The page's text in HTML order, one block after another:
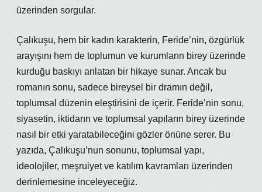
üzerinden sorgular.
Çalıkuşu, hem bir kadın karakterin, Feride’nin, özgürlük
arayışını hem de toplumun ve kurumların birey üzerinde
kurduğu baskıyı anlatan bir hikaye sunar. Ancak bu
romanın sonu, sadece bireysel bir dramın değil,
toplumsal düzenin eleştirisini de içerir. Feride’nin sonu,
siyasetin, iktidarın ve toplumsal yapıların birey üzerinde
nasıl bir etki yaratabileceğini gözler önüne serer. Bu
yazıda, Çalıkuşu’nun sonunu, toplumsal yapı,
ideolojiler, meşruiyet ve katılım kavramları üzerinden
derinlemesine inceleyeceğiz.